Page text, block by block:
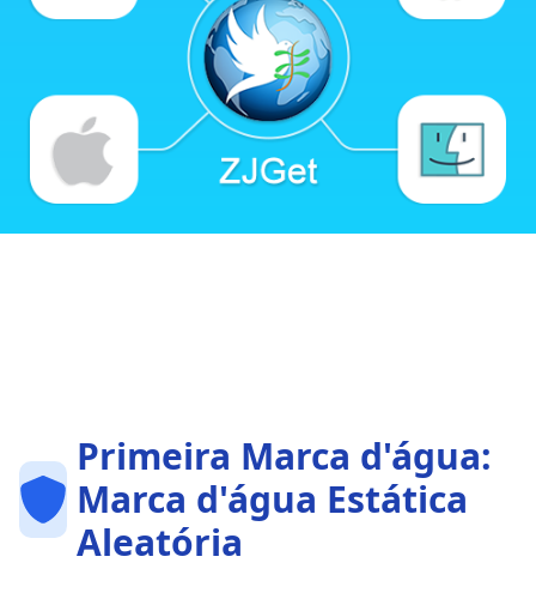
Integração com Seu Website ou LMS
Diversos Modelos de Negócio e
Monetização
Primeira Marca d'água:
Marca d'água Estática
Aleatória